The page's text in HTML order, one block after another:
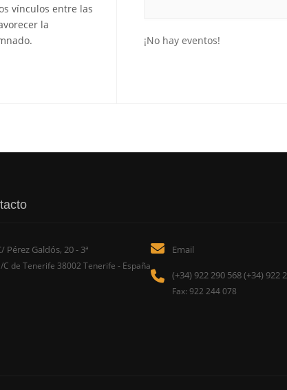
vínculos entre las
la
¡No hay eventos!
Pérez Galdós, 20 - 3ª
C de Tenerife 38002 Tenerife - España
Email
(+34) 922 290 568 (+34) 922
Fax: 922 244 078